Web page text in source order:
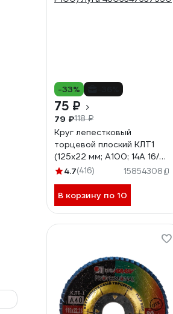
-33%
75 ₽
79 ₽118 ₽
Круг лепестковый
торцевой плоский КЛТ1
(125х22 мм; А100; 14А 16/
Р100) Луга 4603347337950
4.7(416) 15854308
В корзину по 10